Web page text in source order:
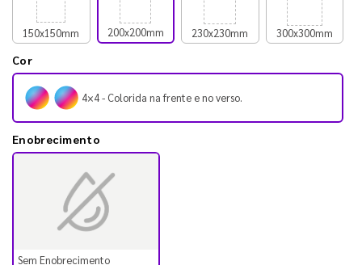
150x150mm 200x200mm 230x230mm 300x300mm
Cor
4×4 - Colorida na frente e no verso.
Enobrecimento
Sem Enobrecimento